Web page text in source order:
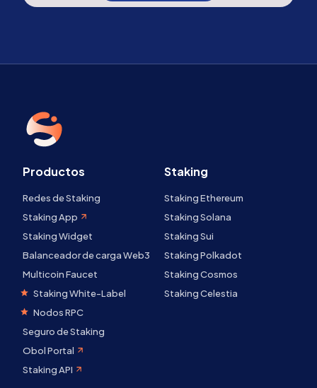
Productos
Redes de Staking
Staking App
Staking Widget
Balanceador de carga Web3
Multicoin Faucet
Staking White-Label
Nodos RPC
Seguro de Staking
Obol Portal
Staking API
Staking
Staking Ethereum
Staking Solana
Staking Sui
Staking Polkadot
Staking Cosmos
Staking Celestia